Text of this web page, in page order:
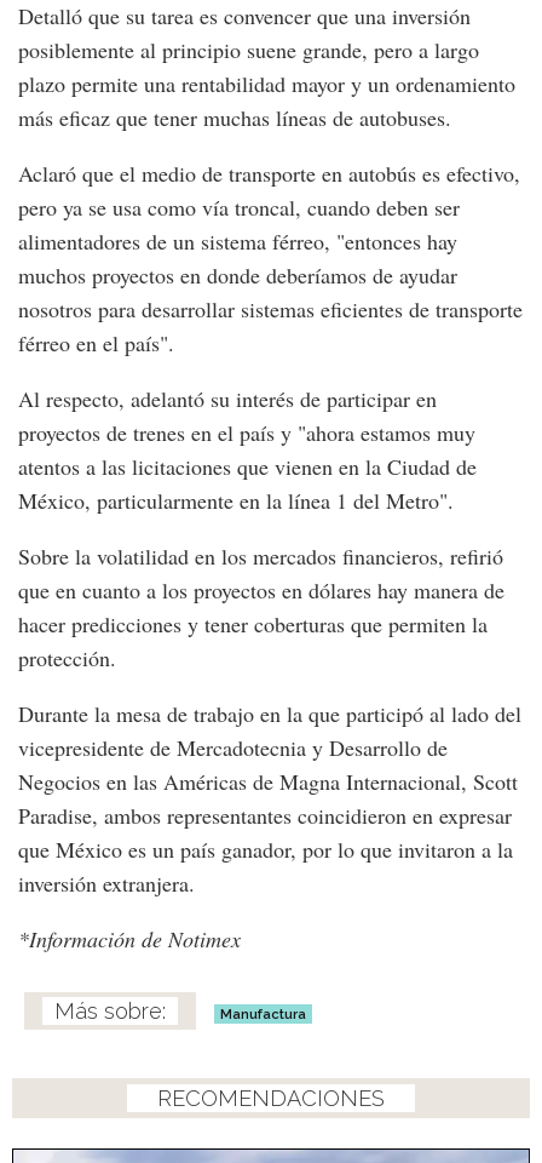
Detalló que su tarea es convencer que una inversión
posiblemente al principio suene grande, pero a largo
plazo permite una rentabilidad mayor y un ordenamiento
más eficaz que tener muchas líneas de autobuses.
Aclaró que el medio de transporte en autobús es efectivo,
pero ya se usa como vía troncal, cuando deben ser
alimentadores de un sistema férreo, "entonces hay
muchos proyectos en donde deberíamos de ayudar
nosotros para desarrollar sistemas eficientes de transporte
férreo en el país".
Al respecto, adelantó su interés de participar en
proyectos de trenes en el país y "ahora estamos muy
atentos a las licitaciones que vienen en la Ciudad de
México, particularmente en la línea 1 del Metro".
Sobre la volatilidad en los mercados financieros, refirió
que en cuanto a los proyectos en dólares hay manera de
hacer predicciones y tener coberturas que permiten la
protección.
Durante la mesa de trabajo en la que participó al lado del
vicepresidente de Mercadotecnia y Desarrollo de
Negocios en las Américas de Magna Internacional, Scott
Paradise, ambos representantes coincidieron en expresar
que México es un país ganador, por lo que invitaron a la
inversión extranjera.
*Información de Notimex
Manufactura
RECOMENDACIONES